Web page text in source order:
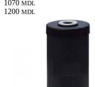
1070 MDL
1200 MDL